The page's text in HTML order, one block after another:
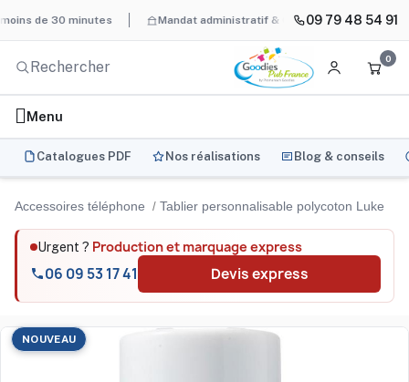
30 minutes Mandat administratif & Chorus Pro BAT
09 79 48 54 91
0
Menu
Catalogues PDF Nos réalisations Blog & conseils
Accessoires téléphone Tablier personnalisable polycoton Luke
Urgent ? Production et marquage express
06 09 53 17 41 Devis express
NOUVEAU